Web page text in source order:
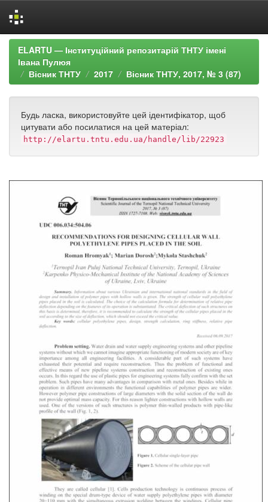
Skip
navigation
ELARTU — Інституційний репозитарій ТНТУ імені
Івана Пулюя
Вісник ТНТУ
2017 Вісник ТНТУ, 2017, № 3 (87)
Будь ласка, використовуйте цей ідентифікатор, щоб
цитувати або посилатися на цей матеріал:
http://elartu.tntu.edu.ua/handle/lib/22923